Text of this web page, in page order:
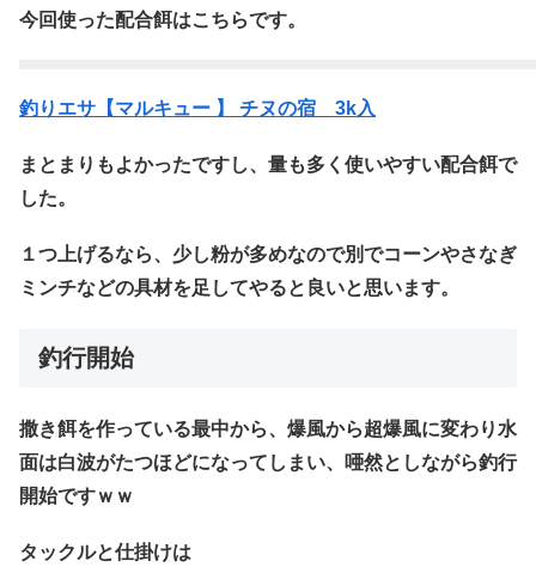
今回使った配合餌はこちらです。
釣りエサ【マルキュー 】 チヌの宿 3k入
まとまりもよかったですし、量も多く使いやすい配合餌で
した。
１つ上げるなら、少し粉が多めなので別でコーンやさなぎ
ミンチなどの具材を足してやると良いと思います。
釣行開始
撒き餌を作っている最中から、爆風から超爆風に変わり水
面は白波がたつほどになってしまい、唖然としながら釣行
開始ですｗｗ
タックルと仕掛けは